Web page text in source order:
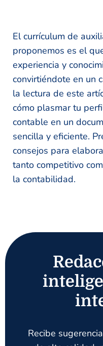
El currículum de
proponemos es el
experiencia y
convirtiéndote en un
la lectura de este
cómo plasmar tu
contable en un
sencilla y eficiente.
consejos para
tanto competitivo
la contabilidad.
Recibe